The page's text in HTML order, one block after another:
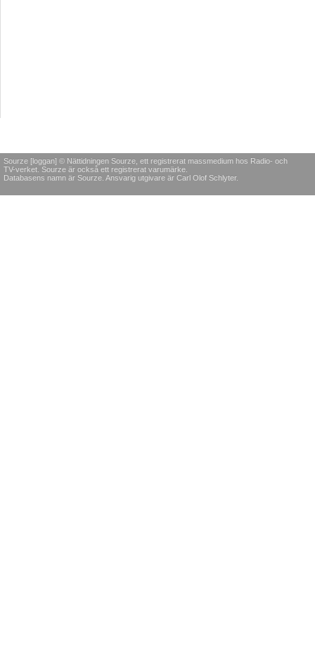
Sourze [loggan] © Nättidningen Sourze, ett registrerat massmedium hos Radio- och
TV-verket. Sourze är också ett registrerat varumärke.
Databasens namn är Sourze. Ansvarig utgivare är Carl Olof Schlyter.